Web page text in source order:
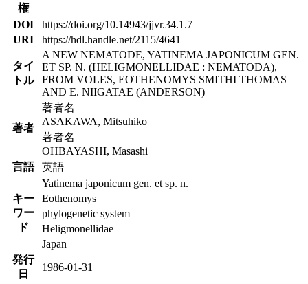
権
DOI
https://doi.org/10.14943/jjvr.34.1.7
URI
https://hdl.handle.net/2115/4641
タイ
トル
A NEW NEMATODE, YATINEMA JAPONICUM GEN.
ET SP. N. (HELIGMONELLIDAE : NEMATODA),
FROM VOLES, EOTHENOMYS SMITHI THOMAS
AND E. NIIGATAE (ANDERSON)
著者
著者名
ASAKAWA, Mitsuhiko
著者名
OHBAYASHI, Masashi
言語
英語
キー
ワー
ド
Yatinema japonicum gen. et sp. n.
Eothenomys
phylogenetic system
Heligmonellidae
Japan
発行
日
1986-01-31